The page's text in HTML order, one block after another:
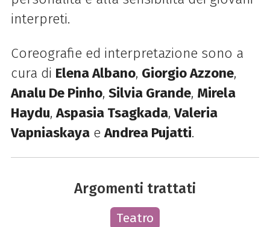
interpreti.
Coreografie ed interpretazione sono a
cura di Elena Albano, Giorgio Azzone,
Analu De Pinho, Silvia Grande, Mirela
Haydu,Aspasia Tsagkada,Valeria
VapniaskayaeAndrea Pujatti.
Argomenti trattati
Teatro